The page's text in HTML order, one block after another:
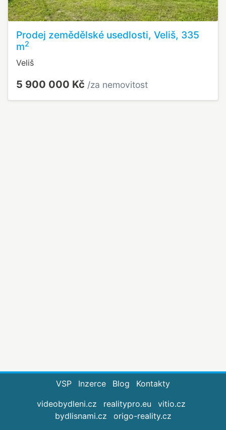
Prodej zemědělské usedlosti, Veliš, 335
m2
Veliš
5 900 000 Kč /za nemovitost
VSP Inzerce Blog
Kontakty
videobydleni.cz
realitypro.eu
vitio.cz
bydlisnami.cz
origo-reality.cz